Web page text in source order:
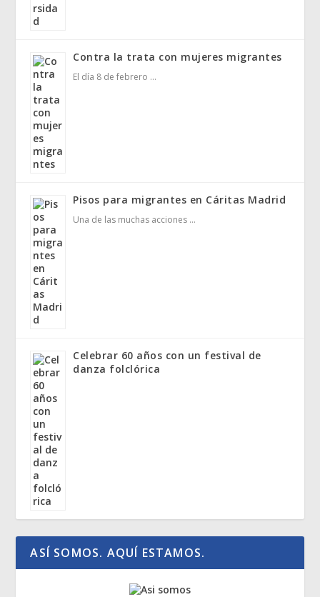
Contra la trata con mujeres migrantes
El día 8 de febrero …
Pisos para migrantes en Cáritas Madrid
Una de las muchas acciones …
Celebrar 60 años con un festival de
danza folclórica
ASÍ SOMOS. AQUÍ ESTAMOS.